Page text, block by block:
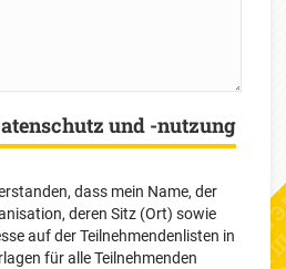
und -nutzung
dass mein Name, der
deren Sitz (Ort) sowie
auf der Teilnehmendenlisten in
für alle Teilnehmenden